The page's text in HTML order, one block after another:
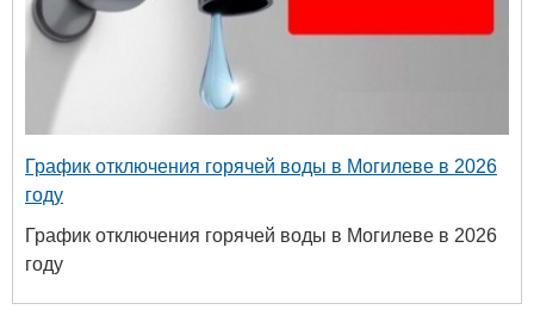
График отключения горячей воды в Могилеве в 2026
году
График отключения горячей воды в Могилеве в 2026
году